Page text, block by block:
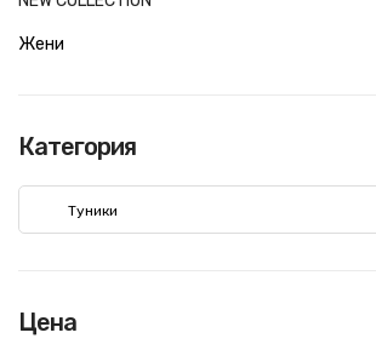
Жени
Категория
Туники
Цена